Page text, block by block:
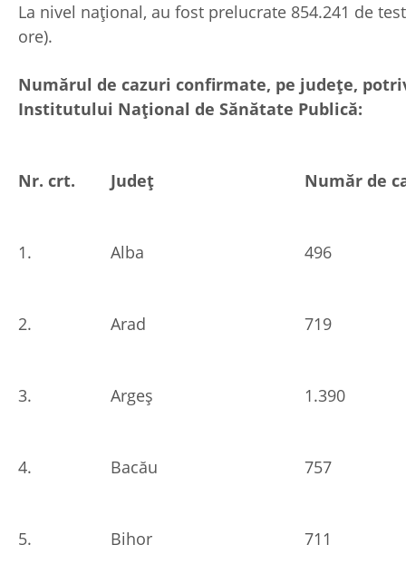
La nivel național, au fost prelucrate 854.241 de
ore).
Numărul de cazuri confirmate, pe județe,
Institutului Național de Sănătate Publică:
Nr. crt. Județ Număr de
1. Alba 496
2. Arad 719
3. Argeș 1.390
4. Bacău 757
5. Bihor 711